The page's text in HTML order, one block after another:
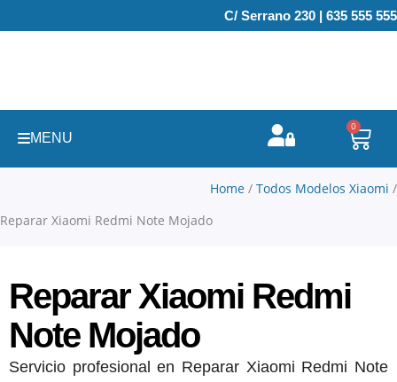
al
C/ Serrano 230 | 635 555 555
MENU
0
Home / Todos Modelos Xiaomi /
Reparar Xiaomi Redmi Note Mojado
Reparar Xiaomi Redmi
Note Mojado
Servicio profesional en Reparar Xiaomi Redmi Note